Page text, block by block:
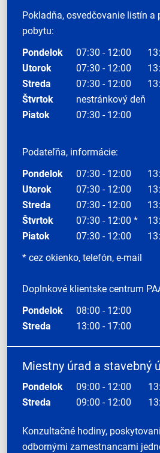
Pokladňa, osvedčovanie listín a
pobytu:
Pondelok
07:30 - 12:00
Utorok
07:30 - 12:00
Streda
07:30 - 12:00
Štvrtok
nestránkový deň
Piatok
07:30 - 12:00
Podateľňa, informácie:
Pondelok
07:30 - 12:00
Utorok
07:30 - 12:00
Streda
07:30 - 12:00
Štvrtok
07:30 - 12:00 *
Piatok
07:30 - 12:00
* cez okienko, telefón, e-mail
Doplnkové klientske centrum
Pondelok
08:00 - 12:00
Streda
13:00 - 17:00
Miestny úrad a stavebný
Pondelok 09:00 - 12:00
Streda
09:00 - 12:00
Konzultačné hodiny,
odbornými zamestnancami